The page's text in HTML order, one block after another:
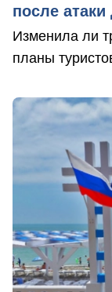
после
Изменила ли
планы